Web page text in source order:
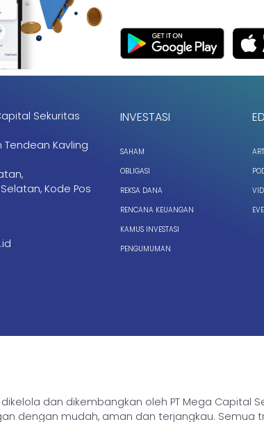
Sekuritas
Tendean Kavling
Kode Pos
INVESTASI
SAHAM
OBLIGASI
REKSA DANA
RENCANA KEUANGAN
KAMUS INVESTASI
PENGUMUMAN
dan dikembangkan oleh PT Mega Capital
dengan mudah, aman dan terjangkau. Semua